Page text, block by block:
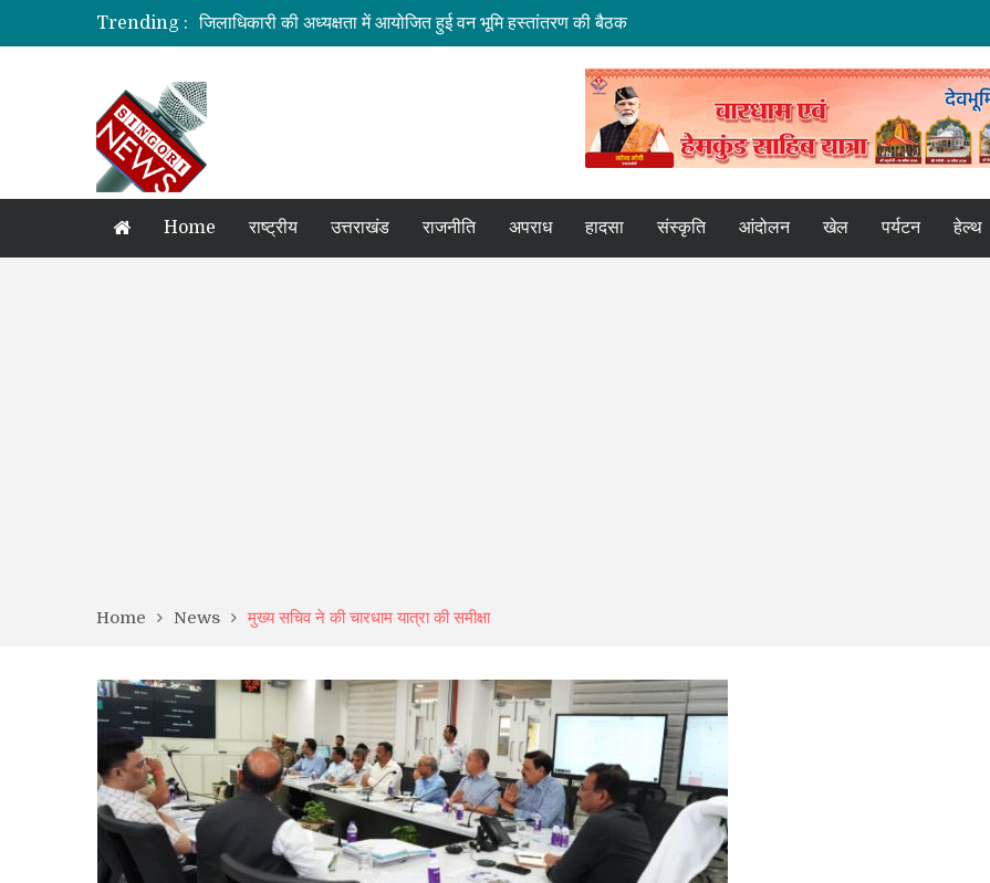
Trending :
जिलाधिकारी की अध्यक्षता में आयोजित हुई वन भूमि हस्तांतरण की बैठक
ग्रामीण महिलाओं को आर्थिक सशक्त बनाने पर जोर
बनबसा रेलवे स्टेशन पर अब रुकेगी अमृतसर–टनकपुर एक्सप्रेस
रिखणीखाल में तीन दिवसीय विशेषज्ञ स्वास्थ्य शिविर शुरू
कौशल विकास एवं रोजगार से संबंधित योजनाओं की समीक्षा बैठक
Home राष्ट्रीय उत्तराखंड राजनीति अपराध हादसा संस्कृति आंदोलन खेल पर्यटन हेल्थ
Home News मुख्य सचिव ने की चारधाम यात्रा की समीक्षा